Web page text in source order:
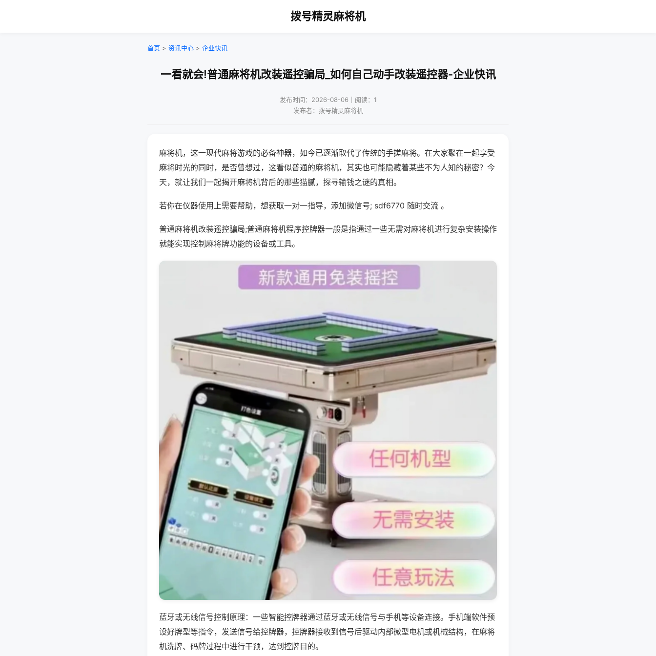
拨号精灵麻将机
首页 > 资讯中心 > 企业快讯
一看就会!普通麻将机改装遥控骗局_如何自己动手改装遥控器-企业快讯
发布时间：2026-08-06｜阅读：1
发布者：拨号精灵麻将机
麻将机，这一现代麻将游戏的必备神器，如今已逐渐取代了传统的手搓麻将。在大家聚在一起享受
麻将时光的同时，是否曾想过，这看似普通的麻将机，其实也可能隐藏着某些不为人知的秘密？今
天，就让我们一起揭开麻将机背后的那些猫腻，探寻输钱之谜的真相。
若你在仪器使用上需要帮助，想获取一对一指导，添加微信号; sdf6770 随时交流 。
普通麻将机改装遥控骗局;普通麻将机程序控牌器一般是指通过一些无需对麻将机进行复杂安装操作
就能实现控制麻将牌功能的设备或工具。
蓝牙或无线信号控制原理：一些智能控牌器通过蓝牙或无线信号与手机等设备连接。手机端软件预
设好牌型等指令，发送信号给控牌器，控牌器接收到信号后驱动内部微型电机或机械结构，在麻将
机洗牌、码牌过程中进行干预，达到控牌目的。